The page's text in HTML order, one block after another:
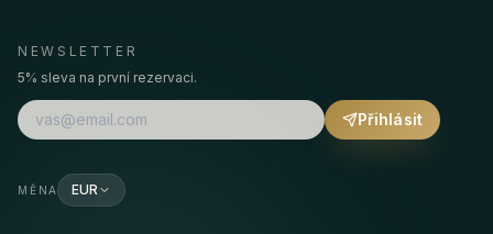
NEWSLETTER
5% sleva na první rezervaci.
Přihlásit
MĚNA EUR